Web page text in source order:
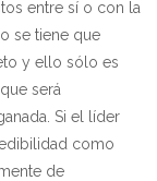
entre sí o con la
se tiene que
y ello sólo es
será
Si el líder
como
de